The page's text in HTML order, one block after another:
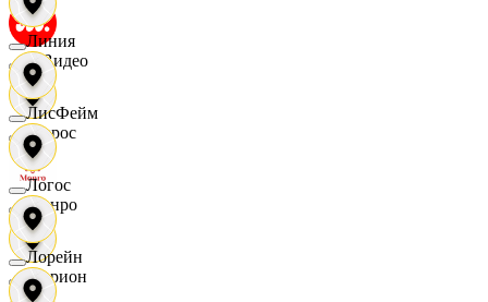
МВидео
Мирос
Монро
Морион
Линия
ЛисФейм
Логос
Лорейн